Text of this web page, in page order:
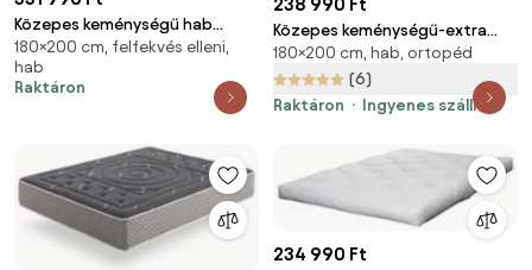
Közepes keménységű hab
matrac 180x200 cm Smooth
Vibe – Bonami Selection
180×200 cm, felfekvés elleni,
hab
Raktáron
Közepes keménységű-extra
kemény kétoldalas hab matrac
180x200 cm Premium Black
Multizone – Moonia
180×200 cm, hab, ortopéd
(6)
Raktáron
Ingyenes szállítás
234 990 Ft